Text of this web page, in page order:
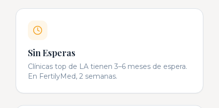
Sin Esperas
Clínicas top de LA tienen 3–6 meses de espera.
En FertilyMed, 2 semanas.